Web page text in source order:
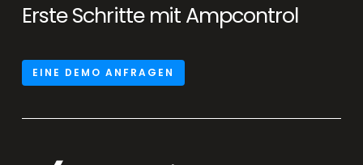
Erste Schritte mit Ampcontrol
EINE DEMO ANFRAGEN